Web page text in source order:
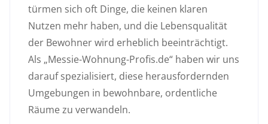
türmen sich oft Dinge, die keinen klaren
Nutzen mehr haben, und die Lebensqualität
der Bewohner wird erheblich beeinträchtigt.
Als „Messie-Wohnung-Profis.de“ haben wir uns
darauf spezialisiert, diese herausfordernden
Umgebungen in bewohnbare, ordentliche
Räume zu verwandeln.